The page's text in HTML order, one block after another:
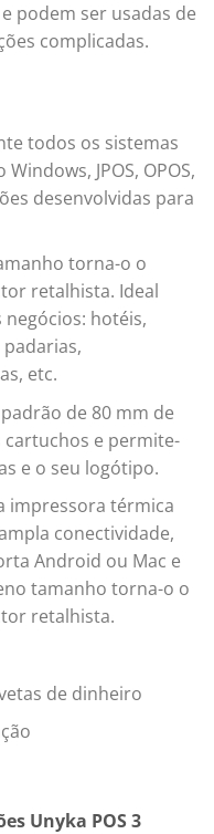
podem ser usadas de
complicadas.
todos os sistemas
JPOS, OPOS,
desenvolvidas para
torna-o o
retalhista. Ideal
hotéis,
etc.
de 80 mm de
cartuchos e permite-
e o seu logótipo.
impressora térmica
conectividade,
Android ou Mac e
tamanho torna-o o
retalhista.
de dinheiro
Unyka POS 3